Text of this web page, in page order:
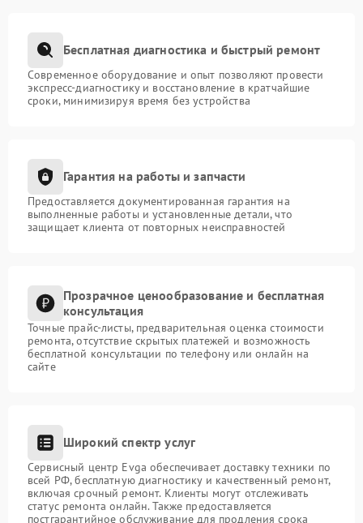
Бесплатная диагностика и быстрый ремонт
Современное оборудование и опыт позволяют провести
экспресс-диагностику и восстановление в кратчайшие
сроки, минимизируя время без устройства
Гарантия на работы и запчасти
Предоставляется документированная гарантия на
выполненные работы и установленные детали, что
защищает клиента от повторных неисправностей
Прозрачное ценообразование и бесплатная
консультация
Точные прайс-листы, предварительная оценка стоимости
ремонта, отсутствие скрытых платежей и возможность
бесплатной консультации по телефону или онлайн на
сайте
Широкий спектр услуг
Сервисный центр Evga обеспечивает доставку техники по
всей РФ, бесплатную диагностику и качественный ремонт,
включая срочный ремонт. Клиенты могут отслеживать
статус ремонта онлайн. Также предоставляется
постгарантийное обслуживание для продления срока